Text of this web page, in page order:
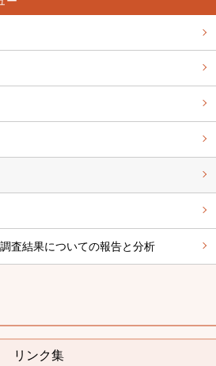
査結果についての報告と分析
リンク集